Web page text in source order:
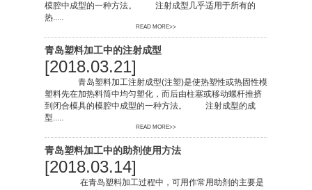
模腔中成型的一种方法。 注射成型几乎适用于所有的
热.....
READ MORE>>
青岛塑料加工中的注射成型
[2018.03.21]
青岛塑料加工注射成型(注塑)是使热塑性或热固性模
塑料先在加热料筒中均匀塑化，而后由柱塞或移动螺杆推挤
到闭合模具的模腔中成型的一种方法。 注射成型的成
型.....
READ MORE>>
青岛塑料加工中的助剂使用方法
[2018.03.14]
在青岛塑料加工过程中，可用作常用助剂的主要是